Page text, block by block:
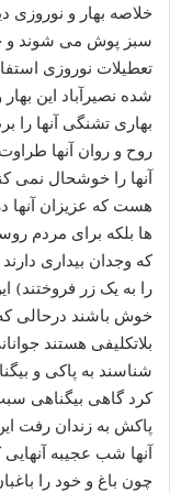
خلاصه بهار و
سبز پوش می شوند و
تعطیلات نوروزی
شده نصیرآباد این
بهاری تشنگی آنها
روح و روان آنها
آنها را خوشحال نمی
هست که عزیزان آنها
ها بلکه برای مردم
که وجدان بیداری
را به یک زر فروختند)
خوش باشند درحالی که
بلاتکلیفی هستند
شناسند به پاکی و
کرد گاهی بیگناهی
پاکش به زندان رفت
آنها شب عجیبه
چون باغ و خود را